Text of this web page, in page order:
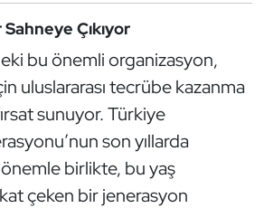
Çıkıyor
bu önemli organizasyon,
uluslararası tecrübe kazanma
sunuyor. Türkiye
son yıllarda
birlikte, bu yaş
çeken bir jenerasyon